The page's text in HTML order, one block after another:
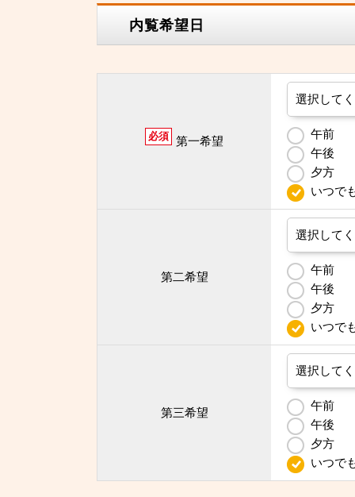
内覧希望日
必須 第一希望
午前
午後
夕方
いつで
第二希望
午前
午後
夕方
いつで
第三希望
午前
午後
夕方
いつで